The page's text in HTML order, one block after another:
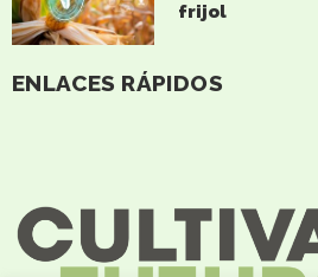
ENLACES RÁPIDOS
frijol